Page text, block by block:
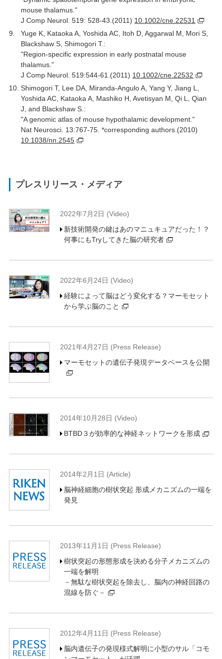
mouse thalamus."
J Comp Neurol. 519: 528-43.(2011) 10.1002/cne.22531
Yuge K, Kataoka A, Yoshida AC, Itoh D, Aggarwal M, Mori S,
Blackshaw S, Shimogori T.:
"Region-specific expression in early postnatal mouse
thalamus."
J Comp Neurol. 519:544-61.(2011) 10.1002/cne.22532
Shimogori T, Lee DA, Miranda-Angulo A, Yang Y, Jiang L,
Yoshida AC, Kataoka A, Mashiko H, Avetisyan M, Qi L, Qian
J, and Blackshaw S.:
"A genomic atlas of mouse hypothalamic development."
Nat Neurosci. 13:767-75. *corresponding authors.(2010)
10.1038/nn.2545
プレスリリース・メディア
2022年7月2日 (Video)
新技術開発の鍵はあのマニュキュアだった！？
何事にもTryしてきた脳の研究者
2022年6月24日 (Video)
経験によって脳はどう変化する？マーモセット
から学ぶ脳のこと
2021年4月27日 (Press Release)
マーモセットの遺伝子発現データベースを公開
2014年10月28日 (Video)
BTBD３が効率的な神経ネットワークを形成
2014年2月1日 (Article)
脳神経細胞の樹状突起 形成メカニズムの一端を
発見
2013年11月1日 (Press Release)
樹状突起の形態形成を決める分子メカニズムの
一端を解明
－無駄な樹状突起を除去し、脳内の神経回路の
混線を防ぐ－
2012年4月11日 (Press Release)
脳内遺伝子の発現様式解明に小型のサル「コモ